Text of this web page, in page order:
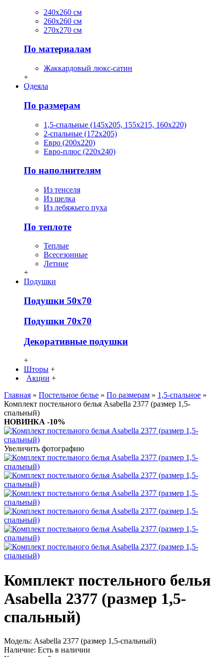
240х260 см
260х260 см
270х270 см
По материалам
Жаккардовый люкс-сатин
+
Одеяла
По размерам
1,5-спальные (145х205, 155х215, 160х220)
2-спальные (172х205)
Евро (200х220)
Евро-плюс (220х240)
По наполнителям
Из тенселя
Из шелка
Из лебяжьего пуха
По теплоте
Теплые
Всесезонные
Летние
+
Подушки
Подушки 50х70
Подушки 70х70
Декоративные подушки
+
Шторы +
Акции +
Главная » Постельное белье » По размерам » 1,5-спальное »
Комплект постельного белья Asabella 2377 (размер 1,5-
спальный)
НОВИНКА -10%
Увеличить фотографию
Комплект постельного белья
Asabella 2377 (размер 1,5-
спальный)
Модель: Asabella 2377 (размер 1,5-спальный)
Наличие: Есть в наличии